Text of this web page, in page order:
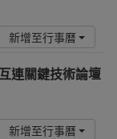
新增至行事曆
連關鍵技術論壇
新增至行事曆